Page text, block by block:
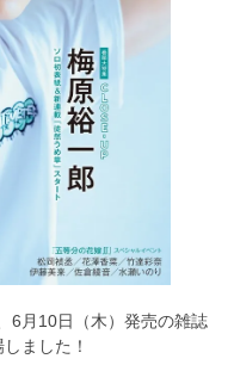
6月10日（木）発売の雑誌
ました！